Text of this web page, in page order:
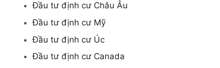
Đầu tư định cư Châu Âu
Đầu tư định cư Mỹ
Đầu tư định cư Úc
Đầu tư định cư Canada